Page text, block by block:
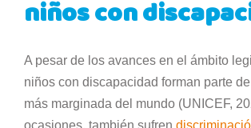
niños con
A pesar de los avances en el ámbito
niños con discapacidad forman parte
más marginada del mundo (UNICEF,
ocasiones, también sufren